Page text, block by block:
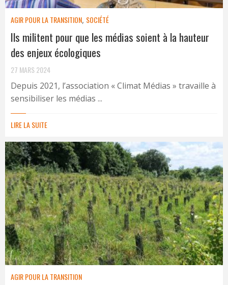
AGIR POUR LA TRANSITION, SOCIÉTÉ
Ils militent pour que les médias soient à la hauteur
des enjeux écologiques
27 MARS 2024
Depuis 2021, l’association « Climat Médias » travaille à
sensibiliser les médias ...
LIRE LA SUITE
AGIR POUR LA TRANSITION